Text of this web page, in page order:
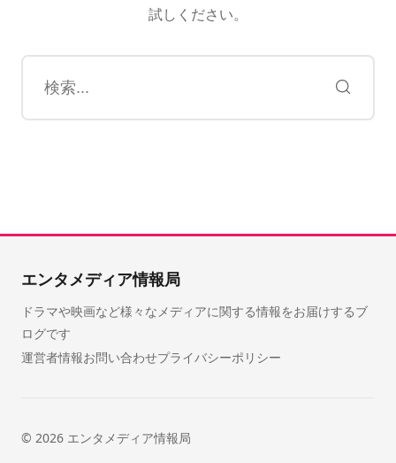
試しください。
エンタメディア情報局
ドラマや映画など様々なメディアに関する情報をお届けするブ
ログです
運営者情報お問い合わせプライバシーポリシー
© 2026 エンタメディア情報局